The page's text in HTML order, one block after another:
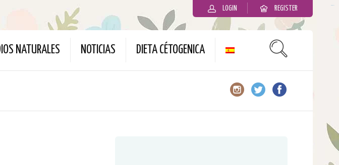
LOGIN REGISTER
NATURALES NOTICIAS DIETA CÉTOGENICA